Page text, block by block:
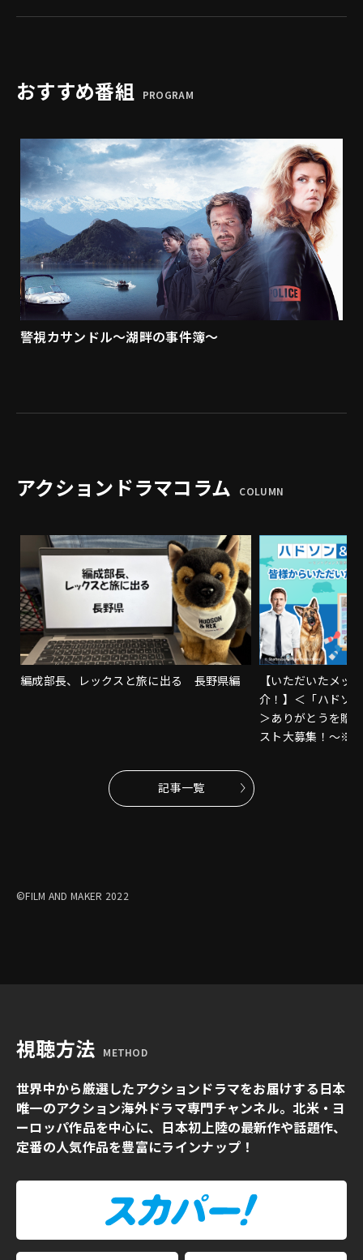
おすすめ番組 PROGRAM
警視カサンドル～湖畔の事件簿～
アクションドラマコラム COLUMN
編成部長、レックスと旅に出る 長野県編
【いただいたメッ
介！】＜「ハドソ
＞ありがとうを贈
スト大募集！～※
記事一覧
©FILM AND MAKER 2022
視聴方法 METHOD
世界中から厳選したアクションドラマをお届けする日本
唯一のアクション海外ドラマ専門チャンネル。北米・ヨ
ーロッパ作品を中心に、日本初上陸の最新作や話題作、
定番の人気作品を豊富にラインナップ！